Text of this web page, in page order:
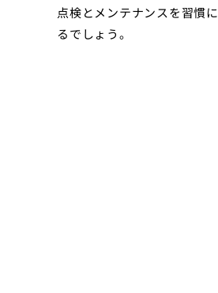
点検とメンテナンスを習慣
るでしょう。